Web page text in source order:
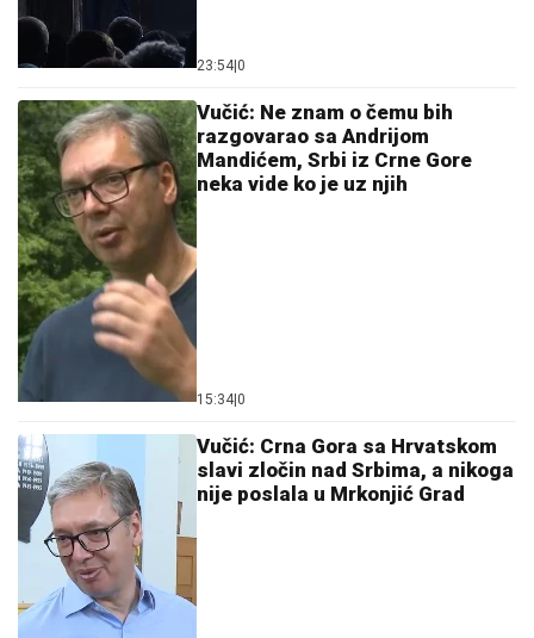
23:54|0
Vučić: Ne znam o čemu bih
razgovarao sa Andrijom
Mandićem, Srbi iz Crne Gore
neka vide ko je uz njih
15:34|0
Vučić: Crna Gora sa Hrvatskom
slavi zločin nad Srbima, a nikoga
nije poslala u Mrkonjić Grad